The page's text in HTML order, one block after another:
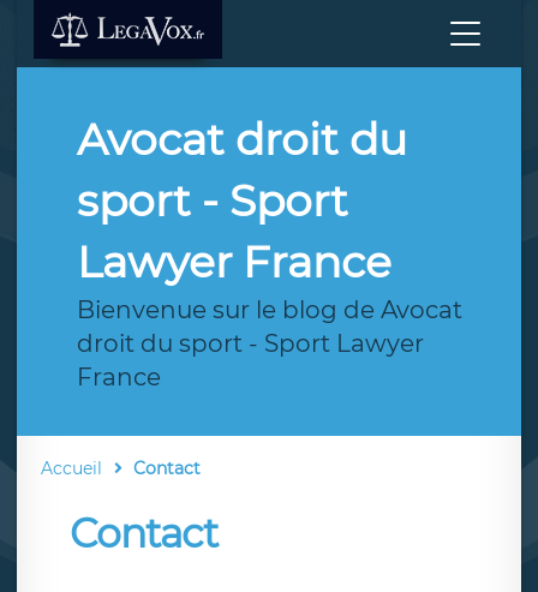
Avocat droit du
sport - Sport
Lawyer France
Bienvenue sur le blog de Avocat
droit du sport - Sport Lawyer
France
Accueil Contact
Contact